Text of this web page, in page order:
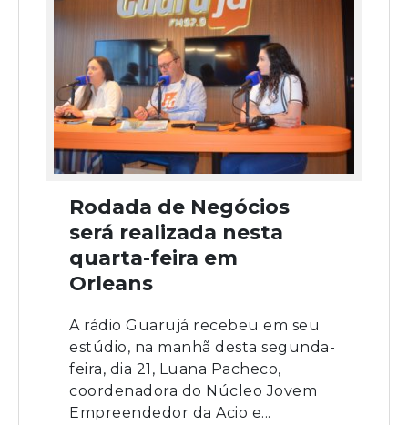
Rodada de Negócios
será realizada nesta
quarta-feira em
Orleans
A rádio Guarujá recebeu em seu
estúdio, na manhã desta segunda-
feira, dia 21, Luana Pacheco,
coordenadora do Núcleo Jovem
Empreendedor da Acio e...